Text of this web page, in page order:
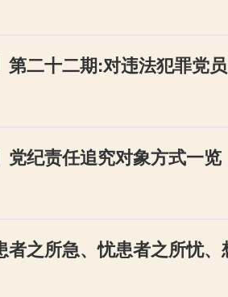
第二十二期:对违法犯罪党
党纪责任追究对象方式一览
者之所急、忧患者之所忧